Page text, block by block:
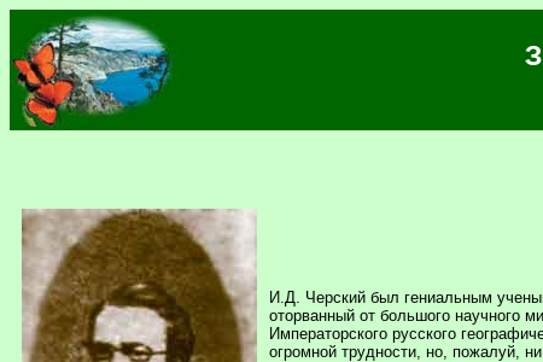
И.Д. Черский был гениальным
оторванный от большого научного
Императорского русского
огромной трудности, но, пожалуй,